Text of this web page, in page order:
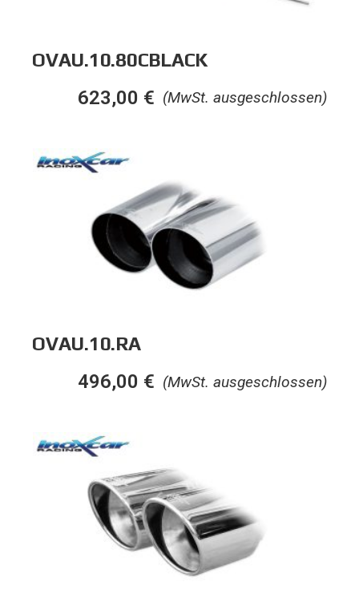
OVAU.10.80CBLACK
(MwSt. ausgeschlossen)
623,00 €
OVAU.10.RA
(MwSt. ausgeschlossen)
496,00 €